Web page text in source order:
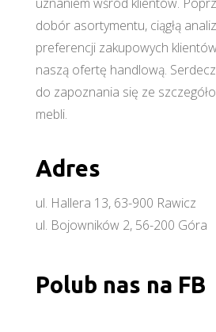
dobór asortymentu, ciągłą
preferencji zakupowych
naszą ofertę handlową.
do zapoznania się ze
mebli.
Adres
ul. Hallera 13, 63-900 Rawicz
ul. Bojowników 2, 56-200 Góra
Polub nas na FB